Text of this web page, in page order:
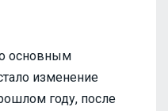
основным
изменение
году, после